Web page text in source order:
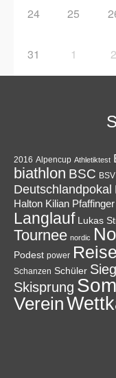
24 25
31 1 2
2016 Alpencup Athletiktest
biathlon BSC BSV
Deutschlandpokal
Halton Kilian Pfaffinger
Langlauf Lukas
Tournee nordic
Podest power
Schanzen Schüler Sieg
Skisprung
Verein